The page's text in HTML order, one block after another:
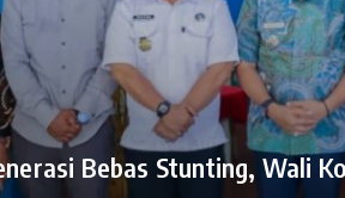
Bebas Stunting, Wali